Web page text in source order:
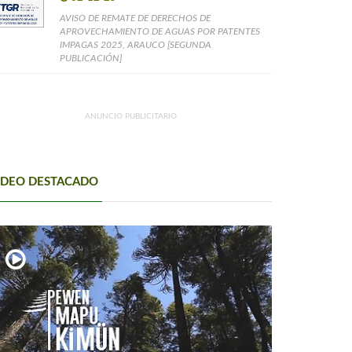
AVISO DE REMATE DE DERECHOS DE
APROVECHAMIENTO DE AGUAS POR PATENTES
IMPAGAS 2025, ARAUCO [SEGUNDA
PUBLICACIÓN]
ANUNCIO PUBLICITARIO
DESTACADO